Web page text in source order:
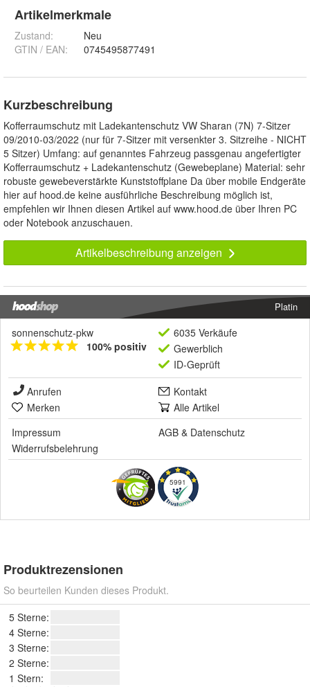
Artikelmerkmale
Zustand:
Neu
GTIN / EAN:
0745495877491
Kurzbeschreibung
Kofferraumschutz mit Ladekantenschutz VW Sharan (7N) 7-Sitzer
09/2010-03/2022 (nur für 7-Sitzer mit versenkter 3. Sitzreihe - NICHT
5 Sitzer) Umfang: auf genanntes Fahrzeug passgenau angefertigter
Kofferraumschutz + Ladekantenschutz (Gewebeplane) Material: sehr
robuste gewebeverstärkte Kunststoffplane Da über mobile Endgeräte
hier auf hood.de keine ausführliche Beschreibung möglich ist,
empfehlen wir Ihnen diesen Artikel auf www.hood.de über Ihren PC
oder Notebook anzuschauen.
Artikelbeschreibung anzeigen
Platin
sonnenschutz-pkw
100% positiv
6035 Verkäufe
Gewerblich
ID-Geprüft
Anrufen
Kontakt
Merken
Alle Artikel
Impressum
AGB & Datenschutz
Widerrufsbelehrung
5991
Produktrezensionen
So beurteilen Kunden dieses Produkt.
5 Sterne:
4 Sterne:
3 Sterne:
2 Sterne:
1 Stern: